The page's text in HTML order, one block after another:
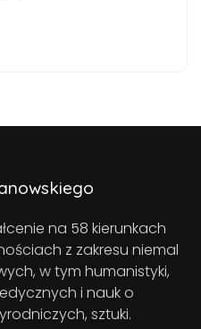
na 58 kierunkach
z zakresu niemal
w tym humanistyki,
i nauk o
sztuki.